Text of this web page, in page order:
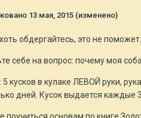
13 мая, 2015 (изменено)
обдергайтесь, это не поможет.
себе на вопрос: почему моя
кусков в кулаке ЛЕВОЙ руки,
дней. Кусок выдается каждые
поучиться основам по книге